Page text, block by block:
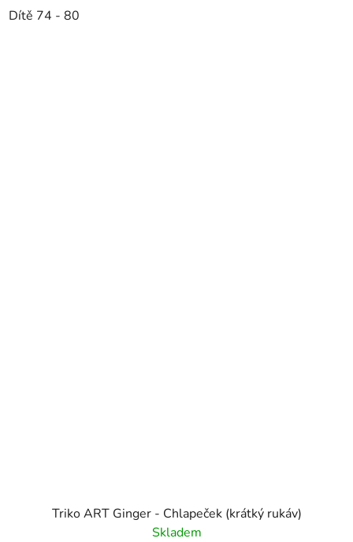
Dítě 74 - 80
Triko ART Ginger - Chlapeček (krátký rukáv)
Skladem